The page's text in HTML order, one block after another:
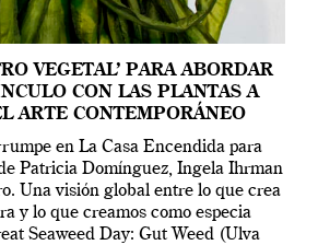
VEGETAL’ PARA ABORDAR
CON LAS PLANTAS A
ARTE CONTEMPORÁNEO
en La Casa Encendida para
Patricia Domínguez, Ingela Ihrman
Una visión global entre lo que crea
y lo que creamos como especia
Seaweed Day: Gut Weed (Ulva